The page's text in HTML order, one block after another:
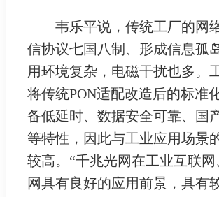
韦乐平说，传统工厂的网
信协议七国八制、形成信息孤
用环境复杂，电磁干扰也多。
将传统PON适配改造后的标准
备低延时、数据安全可靠、国
等特性，因此与工业应用场景
较高。“千兆光网在工业互联
网具有良好的应用前景，具有